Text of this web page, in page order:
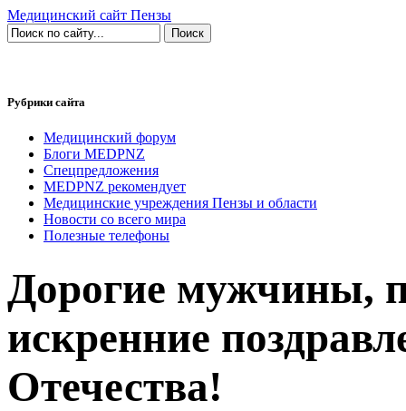
Медицинский сайт Пензы
Рубрики сайта
Медицинский форум
Блоги MEDPNZ
Спецпредложения
MEDPNZ рекомендует
Медицинские учреждения Пензы и области
Новости со всего мира
Полезные телефоны
Дорогие мужчины,
искренние
Отечества!